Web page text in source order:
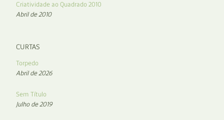
Criatividade ao Quadrado 2010
Abril de 2010
CURTAS
Torpedo
Abril de 2026
Sem Título
Julho de 2019